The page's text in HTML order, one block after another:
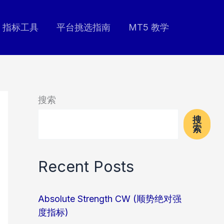
指标工具 平台挑选指南 MT5 教学
搜索
搜
索
Recent Posts
Absolute Strength CW (顺势绝对强
度指标)